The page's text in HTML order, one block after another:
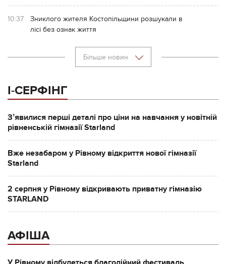
10:37
Зниклого жителя Костопільщини розшукали в
лісі без ознак життя
Більше новин
І-СЕРФІНГ
Зʼявилися перші деталі про ціни на навчання у новітній
рівненській гімназії Starland
Вже незабаром у Рівному відкриття нової гімназії
Starland
2 серпня у Рівному відкривають приватну гімназію
STARLAND
АФІША